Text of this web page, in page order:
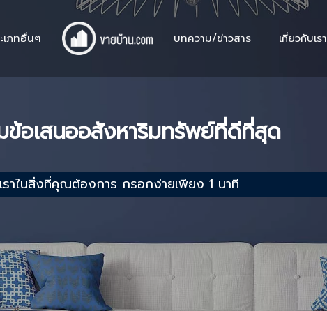
เภทอื่นๆ บทความ/ข่าวสาร เกี่ยวกับเรา
ข้อเสนออสังหาริมทรัพย์ที่ดีที่สุด
ราในสิ่งที่คุณต้องการ กรอกง่ายเพียง 1 นาที